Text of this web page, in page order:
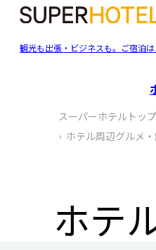
観光も出張・ビジネスも。ご宿泊
スーパーホテルトップ
ホテル周辺グルメ
ホテ